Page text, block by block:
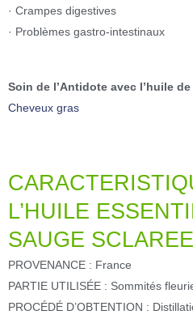
· Crampes digestives
· Problèmes gastro-intestinaux
Soin de l’Antidote avec l’huile
Cheveux gras
L’HUILE
SAUGE SCLAREE
PROVENANCE : France
PARTIE UTILISÉE : Sommités
PROCÉDÉ D’OBTENTION :